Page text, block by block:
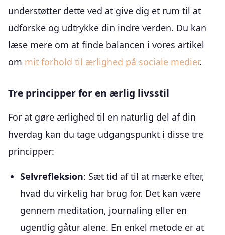
understøtter dette ved at give dig et rum til at
udforske og udtrykke din indre verden. Du kan
læse mere om at finde balancen i vores artikel
om mit forhold til ærlighed på sociale medier.
Tre principper for en ærlig livsstil
For at gøre ærlighed til en naturlig del af din
hverdag kan du tage udgangspunkt i disse tre
principper:
Selvrefleksion: Sæt tid af til at mærke efter,
hvad du virkelig har brug for. Det kan være
gennem meditation, journaling eller en
ugentlig gåtur alene. En enkel metode er at